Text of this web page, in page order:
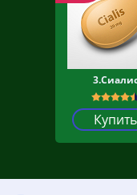
Купить